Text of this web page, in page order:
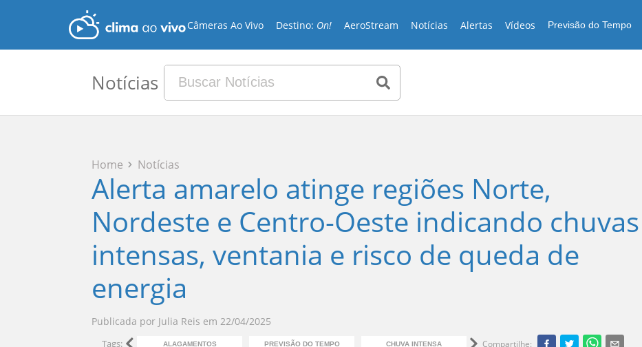
Câmeras Ao Vivo Destino: On! AeroStream Notícias Alertas Vídeos Previsão do Tempo
Notícias
Home Notícias
Alerta amarelo atinge regiões Norte,
Nordeste e Centro-Oeste indicando chuvas
intensas, ventania e risco de queda de
energia
Publicada por Julia Reis em 22/04/2025
Tags: ALAGAMENTOS PREVISÃO DO TEMPO CHUVA INTENSA ALERTA AMARELO
Compartilhe: